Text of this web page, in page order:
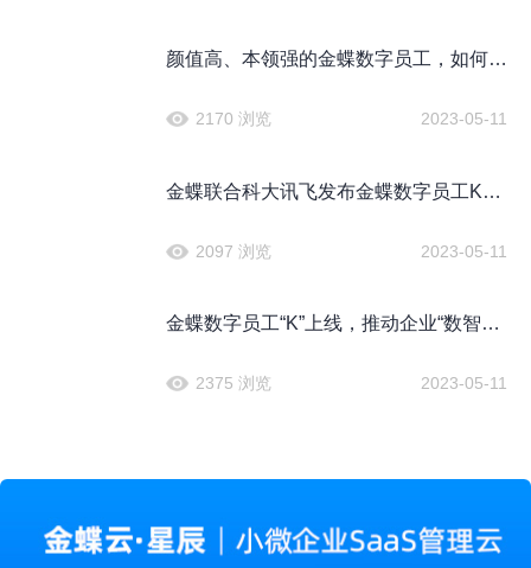
颜值高、本领强的金蝶数字员工，如何赋
2023-05-11
2170 浏览
金蝶联合科大讯飞发布金蝶数字员工K，
2023-05-11
2097 浏览
金蝶数字员工“K”上线，推动企业“数智
2023-05-11
2375 浏览